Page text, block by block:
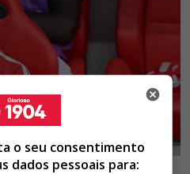
o seu consentimento
dados pessoais para: